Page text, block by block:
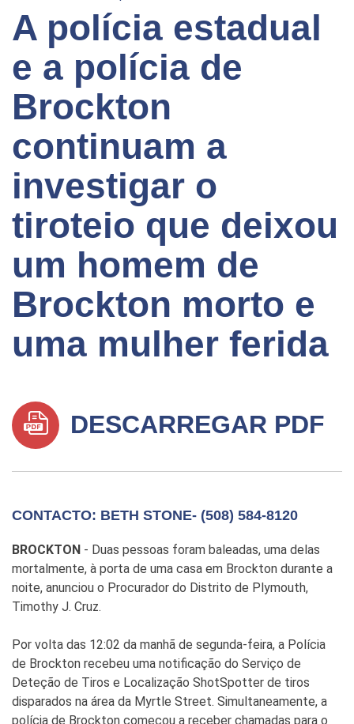
A polícia estadual
e a polícia de
Brockton
continuam a
investigar o
tiroteio que deixou
um homem de
Brockton morto e
uma mulher ferida
DESCARREGAR PDF
CONTACTO: BETH STONE- (508) 584-8120
BROCKTON - Duas pessoas foram baleadas, uma delas
mortalmente, à porta de uma casa em Brockton durante a
noite, anunciou o Procurador do Distrito de Plymouth,
Timothy J. Cruz.
Por volta das 12:02 da manhã de segunda-feira, a Polícia
de Brockton recebeu uma notificação do Serviço de
Deteção de Tiros e Localização ShotSpotter de tiros
disparados na área da Myrtle Street. Simultaneamente, a
polícia de Brockton começou a receber chamadas para o